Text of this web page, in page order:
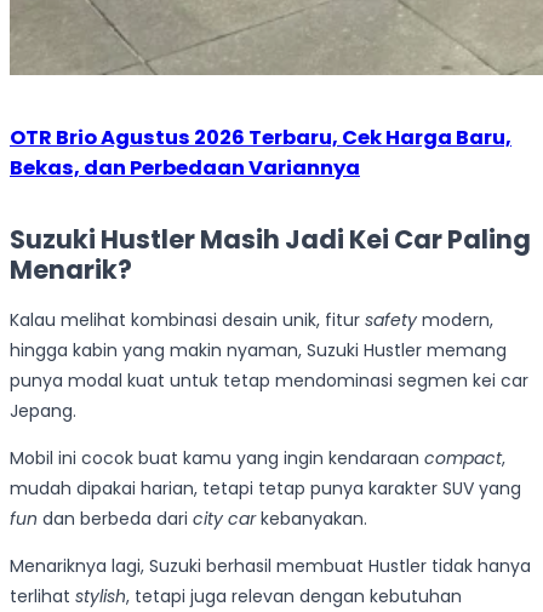
OTR Brio Agustus 2026 Terbaru, Cek Harga Baru,
Bekas, dan Perbedaan Variannya
Suzuki Hustler Masih Jadi Kei Car Paling
Menarik?
Kalau melihat kombinasi desain unik, fitur safety modern,
hingga kabin yang makin nyaman, Suzuki Hustler memang
punya modal kuat untuk tetap mendominasi segmen kei car
Jepang.
Mobil ini cocok buat kamu yang ingin kendaraan compact,
mudah dipakai harian, tetapi tetap punya karakter SUV yang
fun dan berbeda dari city carkebanyakan.
Menariknya lagi, Suzuki berhasil membuat Hustler tidak hanya
terlihat stylish, tetapi juga relevan dengan kebutuhan